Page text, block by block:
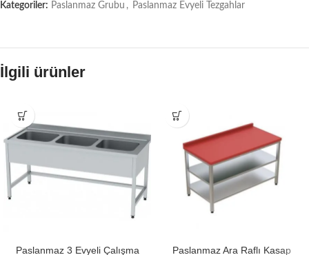
Kategoriler: Paslanmaz Grubu , Paslanmaz Evyeli Tezgahlar
İlgili ürünler
Paslanmaz 3 Evyeli Çalışma Paslanmaz Ara Raflı Kasap